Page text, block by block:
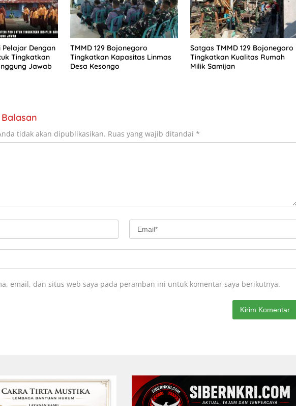
Pelajar Dengan
Tingkatkan
Jawab
TMMD 129 Bojonegoro
Tingkatkan Kapasitas Linmas
Desa Kesongo
Satgas TMMD 129 Bojonegoro
Tingkatkan Kualitas Rumah
Milik Samijan
tidak akan dipublikasikan. Ruas yang wajib ditandai *
email, dan situs web saya pada peramban ini untuk komentar saya berikutnya.